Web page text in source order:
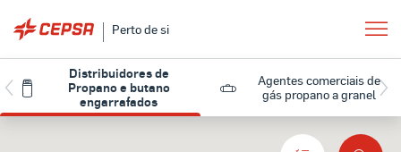
Perto de si
Distribuidores de
Propano e butano
engarrafados
Agentes comerciais de
gás propano a granel